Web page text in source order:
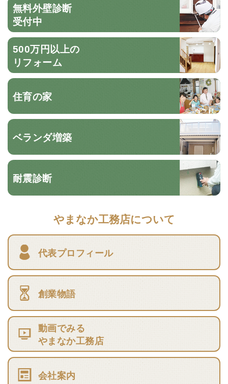
無料外壁診断
受付中
500万円以上の
リフォーム
住育の家
ベランダ増築
耐震診断
やまなか工務店について
代表プロフィール
創業物語
動画でみる
やまなか工務店
会社案内